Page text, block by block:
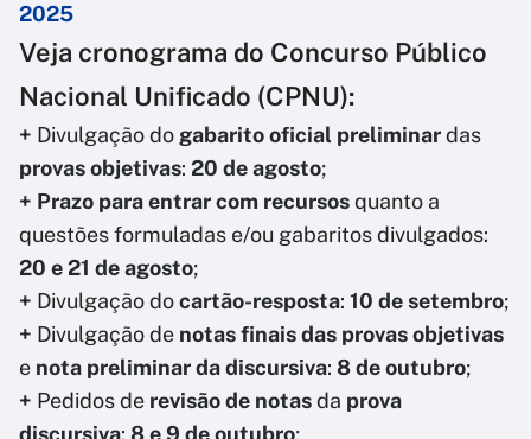
2025
Veja cronograma do Concurso Público
Nacional Unificado (CPNU):
+ Divulgação do gabarito oficial preliminardas
provas objetivas: 20 de agosto;
+ Prazo para entrar com recursosquanto a
questões formuladas e/ou gabaritos divulgados:
20 e 21 de agosto;
+ Divulgação docartão-resposta: 10 de setembro;
+ Divulgação de notas finais das provas objetivas
e nota preliminar da discursiva: 8 de outubro;
+ Pedidos de revisão de notasda prova